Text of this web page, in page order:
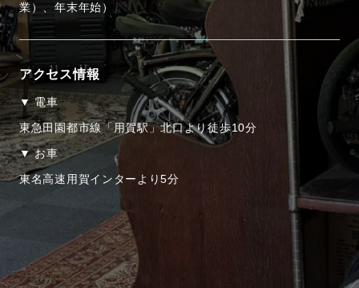
業）、年末年始）
アクセス情報
▼ 電車
東急田園都市線「用賀駅」北口より徒歩10分
▼ お車
東名高速用賀インターより5分